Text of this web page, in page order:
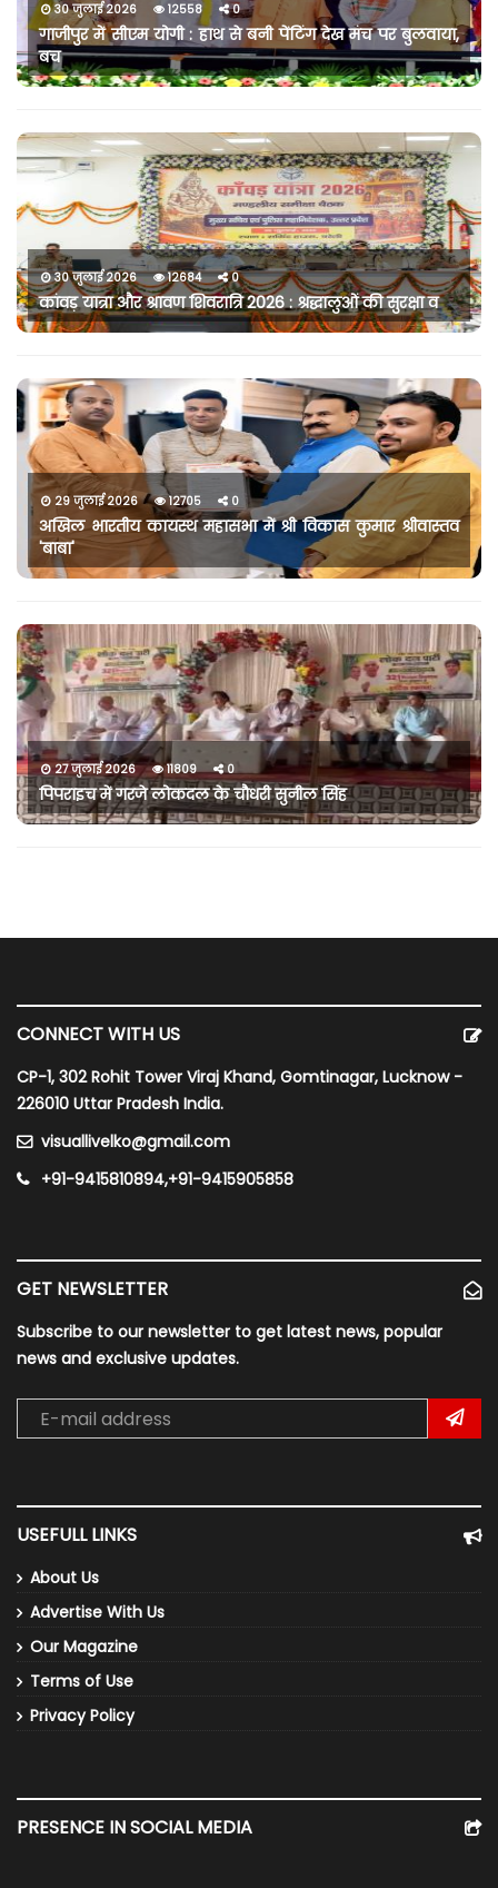
30 जुलाई 2026 12558 0
गाजीपुर में सीएम योगी : हाथ से बनी पेंटिंग देख मंच पर बुलवाया,
बच
30 जुलाई 2026 12684 0
कांवड़ यात्रा और श्रावण शिवरात्रि 2026 : श्रद्धालुओं की सुरक्षा व
29 जुलाई 2026 12705 0
अखिल भारतीय कायस्थ महासभा में श्री विकास कुमार श्रीवास्तव
'बाबा'
27 जुलाई 2026 11809 0
पिपराइच में गरजे लोकदल के चौधरी सुनील सिंह
CONNECT WITH US
CP-1, 302 Rohit Tower Viraj Khand, Gomtinagar, Lucknow -
226010 Uttar Pradesh India.
visuallivelko@gmail.com
+91-9415810894,+91-9415905858
GET NEWSLETTER
Subscribe to our newsletter to get latest news, popular
news and exclusive updates.
USEFULL LINKS
About Us
Advertise With Us
Our Magazine
Terms of Use
Privacy Policy
PRESENCE IN SOCIAL MEDIA